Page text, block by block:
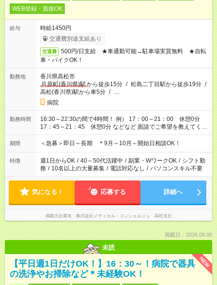
WEB登録・面接OK
給与
時給1450円
交通費別途支給あり
交通費
500円/日支給 ★車通勤可能→駐車場実質無料 ★自転
車・バイクOK！
勤務地
香川県高松市
片原町(香川県)駅から徒歩15分 / 松島二丁目駅から徒歩19分 /
高松(香川県)駅から車5分 / …
病院
勤務時間
16:30～22:30の間で4時間！ 例） 17：00～21：00 休憩0分
17：45～21：45 休憩0分 などなど 面談でご希望を教えてくだ
さい！
期間 ＜急募＞即日～長期 ＊9月～10月～開始日相談OK！
特徴 週1日からOK / 40～50代活躍中 / 副業・WワークOK / シフト勤
務 / 10名以上の大量募集 / 電話対応なし / パソコンスキル不要
気になる！ 応募する 詳細へ
掲載元企業名 株式会社メディカル・コンシェルジュ 高松支社
掲載日：2026.08.05
未読
NEW
【平日週1日だけOK！】16：30～！病院で器具
の洗浄やお掃除など＊未経験OK！